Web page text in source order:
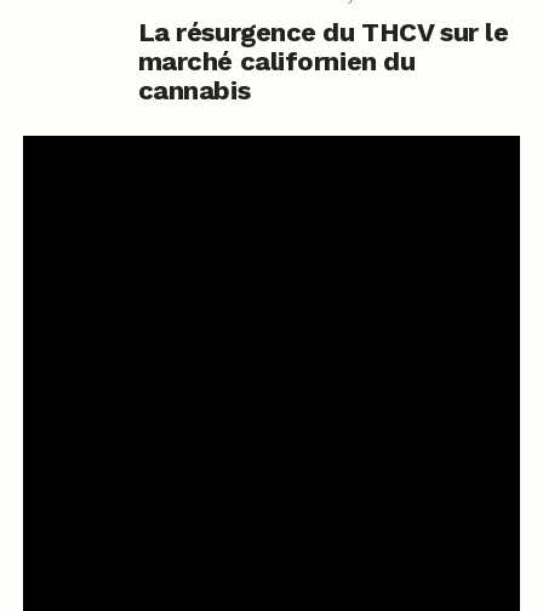
La résurgence du THCV sur le
marché californien du
cannabis